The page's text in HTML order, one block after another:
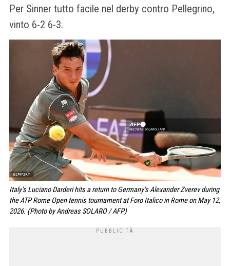
Per Sinner tutto facile nel derby contro Pellegrino,
vinto 6-2 6-3.
Italy's Luciano Darderi hits a return to Germany's Alexander Zverev during
the ATP Rome Open tennis tournament at Foro Italico in Rome on May 12,
2026. (Photo by Andreas SOLARO / AFP)